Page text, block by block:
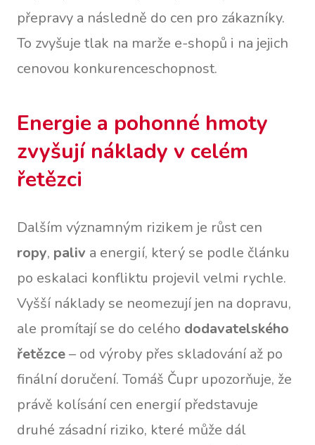
přepravy a následně do cen pro zákazníky.
To zvyšuje tlak na marže e-shopů i na jejich
cenovou konkurenceschopnost.
Energie a pohonné hmoty
zvyšují náklady v celém
řetězci
Dalším významným rizikem je růst cen
ropy, paliv a energií, který se podle článku
po eskalaci konfliktu projevil velmi rychle.
Vyšší náklady se neomezují jen na dopravu,
ale promítají se do celého dodavatelského
řetězce– od výroby přes skladování až po
finální doručení. Tomáš Čupr upozorňuje, že
právě kolísání cen energií představuje
druhé zásadní riziko, které může dál